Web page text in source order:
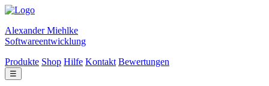
Alexander Miehlke
Softwareentwicklung
Produkte Shop Hilfe Kontakt Bewertungen
☰